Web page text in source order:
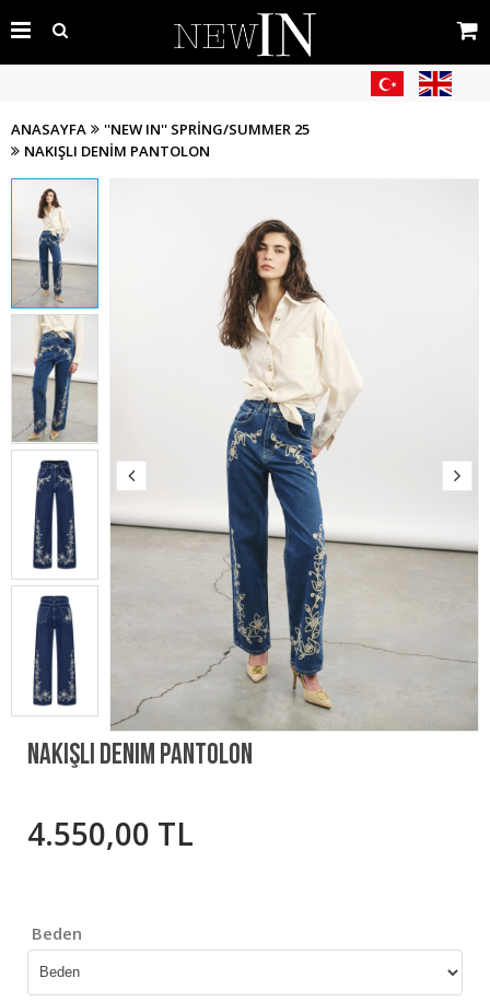
ANASAYFA
''NEW IN'' SPRING/SUMMER 25
NAKIŞLI DENIM PANTOLON
Nakışlı Denim Pantolon
4.550,00 TL
Beden